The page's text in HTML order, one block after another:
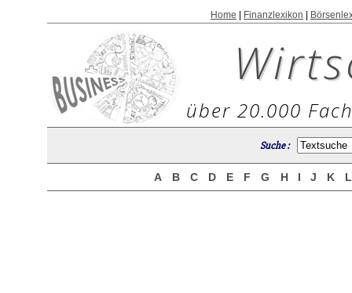
Home Finanzlexikon
über 20.000
Suche :
A B C D E F G H I J K